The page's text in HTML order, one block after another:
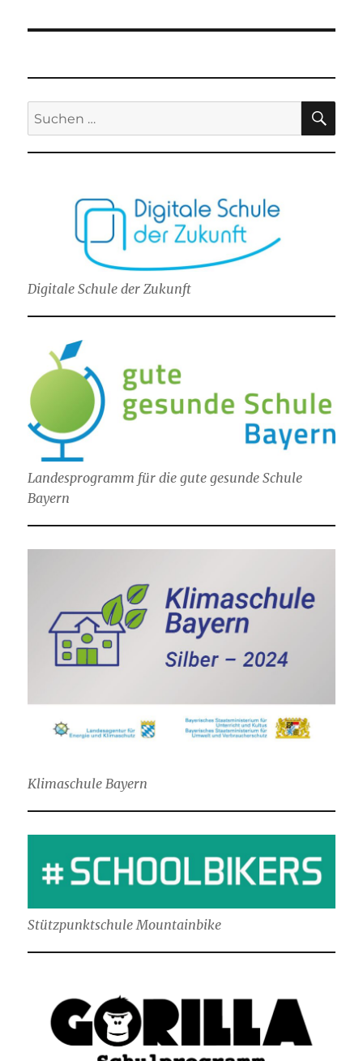
Suchen
nach:
Digitale Schule der Zukunft
Landesprogramm für die gute gesunde Schule
Bayern
Klimaschule Bayern
Stützpunktschule Mountainbike